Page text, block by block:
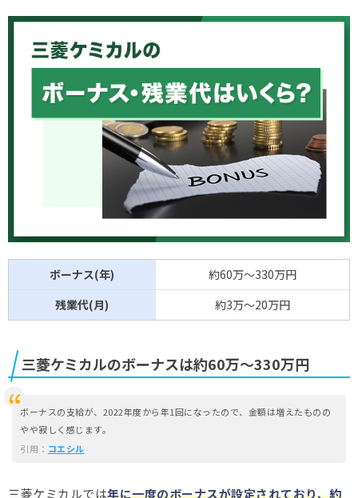
ボーナス(年)
約60万～330万円
残業代(月)
約3万～20万円
三菱ケミカルのボーナスは約60万～330万円
ボーナスの支給が、2022年度から年1回になったので、金額は増えたものの
やや寂しく感じます。
引用： コエシル
三菱ケミカルでは年に一度のボーナスが設定されており、約